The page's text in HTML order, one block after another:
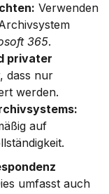
Verwenden
365.
privater
dass nur
werden.
auf
umfasst auch